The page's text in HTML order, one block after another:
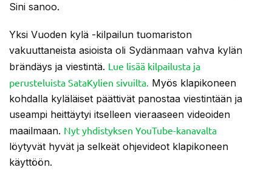
Sini sanoo.
Yksi Vuoden kylä -kilpailun tuomariston
vakuuttaneista asioista oli Sydänmaan vahva kylän
brändäys ja viestintä. Lue lisää kilpailusta ja
perusteluista SataKylien sivuilta. Myös klapikoneen
kohdalla kyläläiset päättivät panostaa viestintään ja
useampi heittäytyi itselleen vieraaseen videoiden
maailmaan. Nyt yhdistyksen YouTube-kanavalta
löytyvät hyvät ja selkeät ohjevideot klapikoneen
käyttöön.